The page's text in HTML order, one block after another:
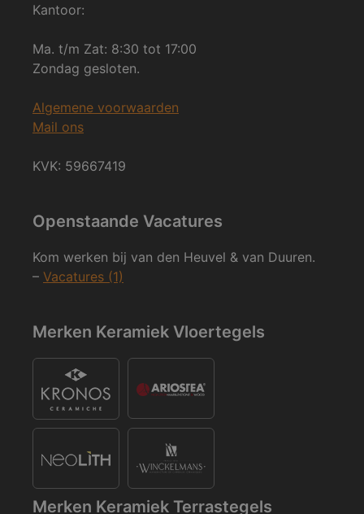
Kantoor:
Ma. t/m Zat: 8:30 tot 17:00
Zondag gesloten.
Algemene voorwaarden
Mail ons
KVK: 59667419
Openstaande Vacatures
Kom werken bij van den Heuvel & van Duuren.
– Vacatures (1)
Merken Keramiek Vloertegels
Merken Keramiek Terrastegels